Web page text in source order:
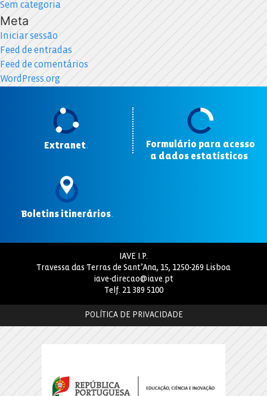
Sem categoria
Meta
Iniciar sessão
Feed de entradas
Feed de comentários
WordPress.org
Extranet.
Formulário para acesso
a dados estatísticos
Boletins itinerários.
IAVE I.P.
Travessa das Terras de Sant’Ana, 15, 1250-269 Lisboa
iave-direcao@iave.pt
Telf. 21 389 5100
POLÍTICA DE PRIVACIDADE